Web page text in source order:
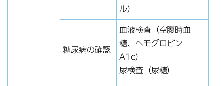
ル）
糖尿病の確認
血液検査（空腹時血
糖、ヘモグロビン
A1c）
尿検査（尿糖）